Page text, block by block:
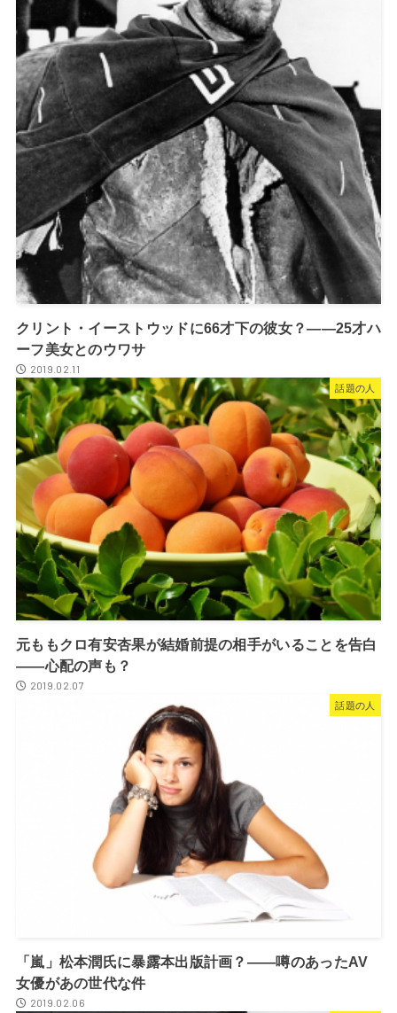
クリント・イーストウッドに66才下の彼女？――25才ハ
ーフ美女とのウワサ
2019.02.11
話題の人
元ももクロ有安杏果が結婚前提の相手がいることを告白
――心配の声も？
2019.02.07
話題の人
「嵐」松本潤氏に暴露本出版計画？――噂のあったAV
女優があの世代な件
2019.02.06